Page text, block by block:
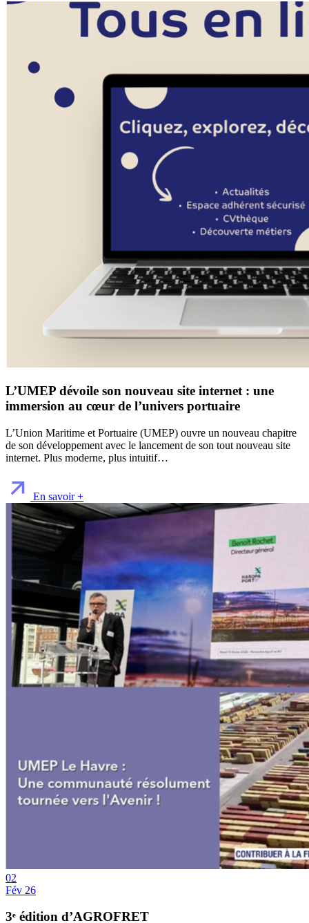
L’UMEP dévoile son nouveau site internet : une
immersion au cœur de l’univers portuaire
L’Union Maritime et Portuaire (UMEP) ouvre un nouveau chapitre
de son développement avec le lancement de son tout nouveau site
internet. Plus moderne, plus intuitif…
En savoir +
02
Fév 26
3ᵉ édition d’AGROFRET